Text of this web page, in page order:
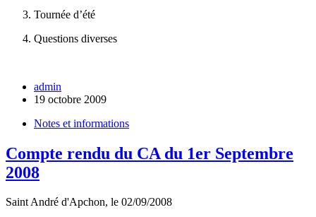
Tournée d’été
Questions diverses
admin
19 octobre 2009
Notes et informations
Compte rendu du CA du 1er Septembre
2008
Saint André d'Apchon, le 02/09/2008